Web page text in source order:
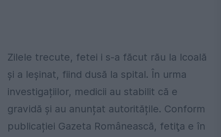
Zilele trecute, fetei i s-a făcut rău la lcoală
și a leșinat, fiind dusă la spital. În urma
investigațiilor, medicii au stabilit că e
gravidă și au anunțat autoritățile. Conform
publicației Gazeta Românească, fetiţa e în